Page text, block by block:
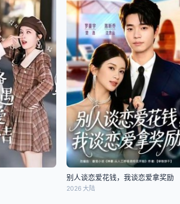
别人谈恋爱花钱，我谈恋爱拿奖励
2026 大陆